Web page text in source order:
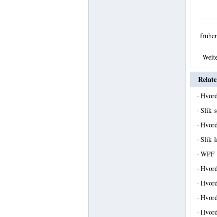
·
· Slik
·
· Slik
· WPF
·
·
·
·